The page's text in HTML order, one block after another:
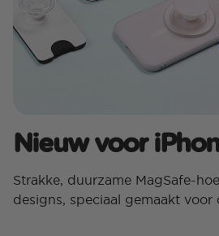
Nieuw voor
Strakke, duurzame MagSafe-
designs, speciaal gemaakt voor